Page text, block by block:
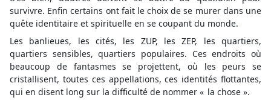
survivre. Enfin certains ont fait le choix de se murer dans une
quête identitaire et spirituelle en se coupant du monde.
Les banlieues, les cités, les ZUP, les ZEP, les quartiers,
quartiers sensibles, quartiers populaires. Ces endroits où
beaucoup de fantasmes se projettent, où les peurs se
cristallisent, toutes ces appellations, ces identités flottantes,
qui en disent long sur la difficulté de nommer « la chose ».